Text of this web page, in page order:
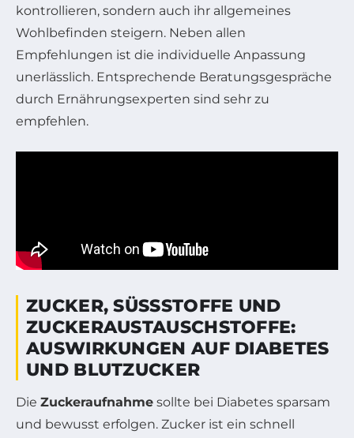
kontrollieren, sondern auch ihr allgemeines
Wohlbefinden steigern. Neben allen
Empfehlungen ist die individuelle Anpassung
unerlässlich. Entsprechende Beratungsgespräche
durch Ernährungsexperten sind sehr zu
empfehlen.
ZUCKER, SÜSSSTOFFE UND Z
UCKERAUSTAUSCHSTOFFE: A
USWIRKUNGEN AUF DIABETES U
ND BLUTZUCKER
Die Zuckeraufnahme sollte bei Diabetes sparsam
und bewusst erfolgen. Zucker ist ein schnell